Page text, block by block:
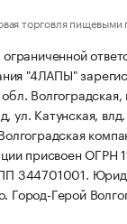
торговля пищевыми
"4ЛАПЫ"
ул. Катунская, влд.
присвоен ОГРН
344701001.
Город-Герой